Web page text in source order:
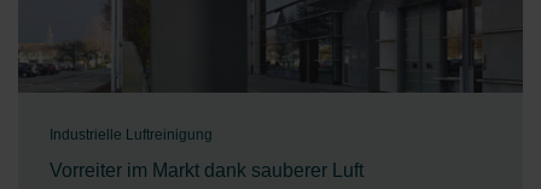
Industrielle Luftreinigung
Vorreiter im Markt dank sauberer Luft